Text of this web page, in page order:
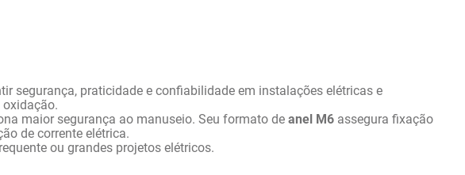
segurança, praticidade e confiabilidade em instalações elétricas e
maior segurança ao manuseio. Seu formato de anel M6 assegura fixação
de corrente elétrica.
ou grandes projetos elétricos.